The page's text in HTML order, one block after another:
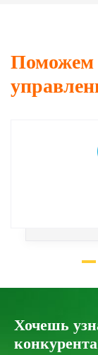
Поможем
Хочешь